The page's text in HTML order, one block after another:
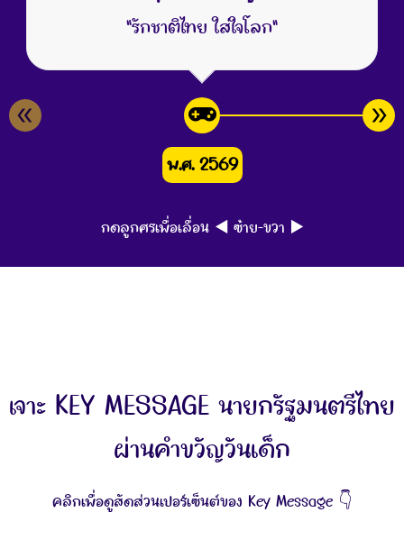
"รักชาติไทย ใส่ใจโลก"
พ.ศ. 2569
กดลูกศรเพื่อเลื่อน ◀️ ซ้าย-ขวา ▶️
เจาะ KEY MESSAGE นายกรัฐมนตรีไทย
ผ่านคำขวัญวันเด็ก
คลิกเพื่อดูสัดส่วนเปอร์เซ็นต์ของ Key Message 👇